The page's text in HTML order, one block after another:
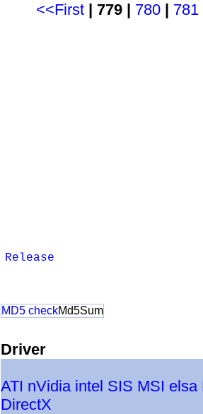
<<First | 779 | 780| 781
Release
MD5 checkMd5Sum
Driver
ATI nVidia intel SIS MSI elsa
DirectX